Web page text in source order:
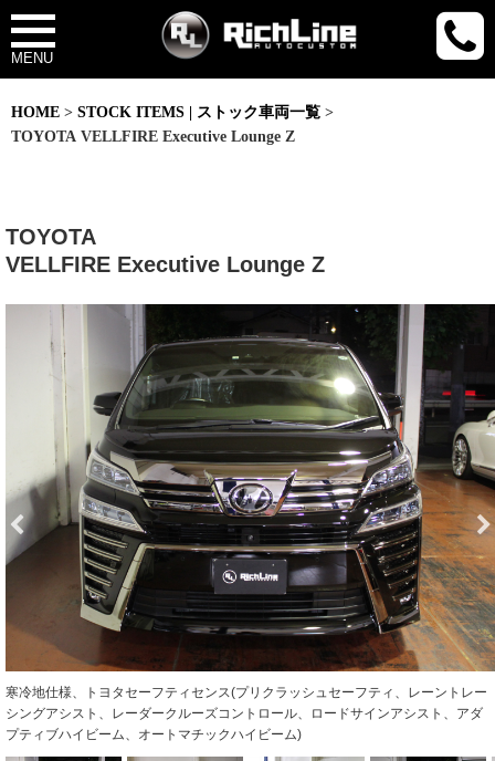
MENU
HOME > STOCK ITEMS | ストック車両一覧 >
TOYOTA VELLFIRE Executive Lounge Z
TOYOTA
VELLFIRE Executive Lounge Z
寒冷地仕様、トヨタセーフティセンス(プリクラッシュセーフティ、レーントレー
シングアシスト、レーダークルーズコントロール、ロードサインアシスト、アダ
プティブハイビーム、オートマチックハイビーム)